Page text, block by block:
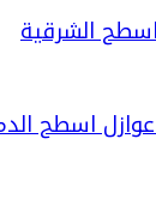
الشرقية